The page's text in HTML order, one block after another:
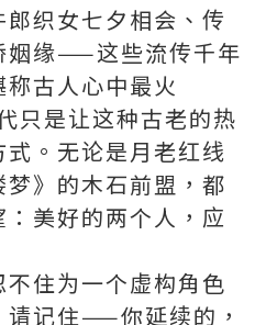
织女七夕相会、传
姻缘——这些流传千年
古人心中最火
只是让这种古老的热
。无论是月老红线
》的木石前盟，都
美好的两个人，应
住为一个虚构角色
记住——你延续的，